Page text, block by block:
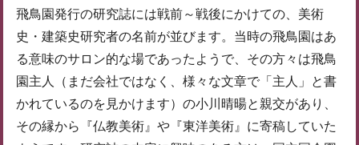
飛鳥園発行の研究誌には戦前～戦後にかけての、美術
史・建築史研究者の名前が並びます。当時の飛鳥園はあ
る意味のサロン的な場であったようで、その方々は飛鳥
園主人（まだ会社ではなく、様々な文章で「主人」と書
かれているのを見かけます）の小川晴暘と親交があり、
その縁から『仏教美術』や『東洋美術』に寄稿していた